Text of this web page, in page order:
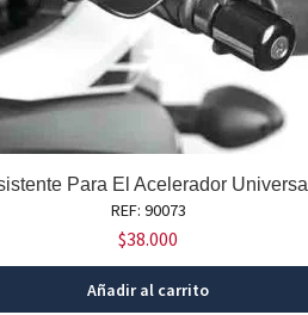
Para El Acelerador Universal
REF: 90073
$38.000
Añadir al carrito